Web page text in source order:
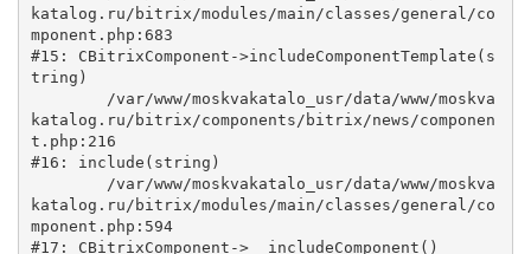
katalog.ru/bitrix/modules/main/classes/general/co
mponent.php:683
#15: CBitrixComponent->includeComponentTemplate(s
tring)
katalog.ru/bitrix/components/bitrix/news/componen
t.php:216
#16: include(string)
katalog.ru/bitrix/modules/main/classes/general/co
mponent.php:594
#17: CBitrixComponent->__includeComponent()